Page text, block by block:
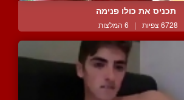
תכניס את כולו פנימה
6728 צפיות | 6 המלצות